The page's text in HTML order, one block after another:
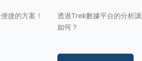
捷的方案！
透過Trek數據平台的分析
如何？